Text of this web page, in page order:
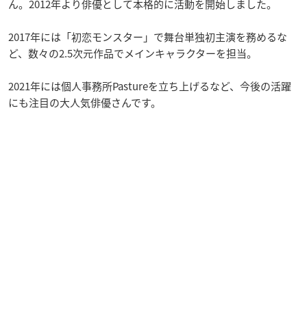
ん。2012年より俳優として本格的に活動を開始しました。
2017年には「初恋モンスター」で舞台単独初主演を務めるな
ど、数々の2.5次元作品でメインキャラクターを担当。
2021年には個人事務所Pastureを立ち上げるなど、今後の活躍
にも注目の大人気俳優さんです。